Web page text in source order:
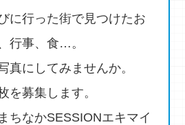
に行った街で見つけたお
行事、食…。
真にしてみませんか。
を募集します。
ちなかSESSIONエキマイ